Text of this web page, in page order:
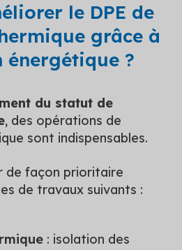
le DPE de
grâce à
?
du statut de
, des opérations de
sont indispensables.
de façon prioritaire
de travaux suivants :
: isolation des